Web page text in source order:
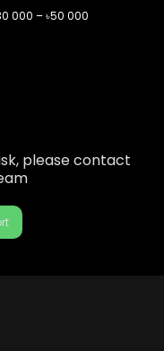
000 – ৳50 000
please contact